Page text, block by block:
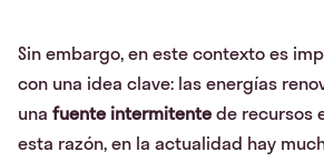
Sin embargo, en este contexto es
con una idea clave: las energías
una fuente intermitentede recursos
esta razón, en la actualidad hay